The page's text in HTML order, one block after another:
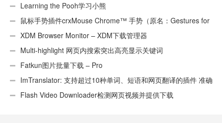
Learning the Pooh学习小熊
鼠标手势插件crxMouse Chrome™ 手势（原名：Gestures for
Chrome(TM)汉化版）
XDM Browser Monitor – XDM下载管理器
Multi-highlight 网页内搜索突出高亮显示关键词
Fatkun图片批量下载 – Pro
ImTranslator: 支持超过10种单词、短语和网页翻译的插件 准确
性不错Flash Video Downloader检测网页视频并提供下载